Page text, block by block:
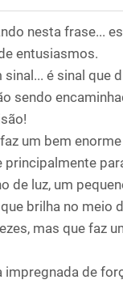
nesta frase...
entusiasmos.
é sinal que
sendo
um bem
principalmente
de luz, um
brilha no meio
mas que faz
impregnada de